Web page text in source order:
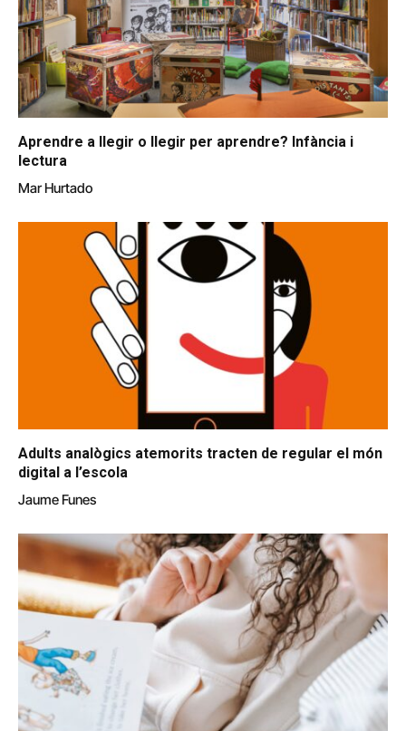
Aprendre a llegir o llegir per aprendre? Infància i
lectura
Mar Hurtado
Adults analògics atemorits tracten de regular el món
digital a l’escola
Jaume Funes